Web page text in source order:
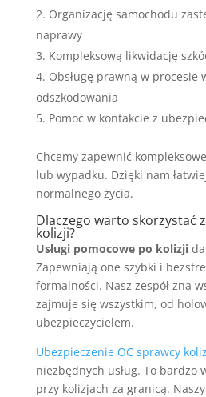
Organizację samochodu
naprawy
Kompleksową likwidację
Obsługę prawną w procesie
odszkodowania
Pomoc w kontakcie z
Chcemy zapewnić
lub wypadku. Dzięki nam
normalnego życia.
Dlaczego warto skorzystać
kolizji?
Usługi pomocowe po kolizji
Zapewniają one szybki i
formalności. Nasz zespół zna
zajmuje się wszystkim, od
ubezpieczycielem.
Ubezpieczenie OC sprawcy
niezbędnych usług. To bardzo
przy kolizjach za granicą.